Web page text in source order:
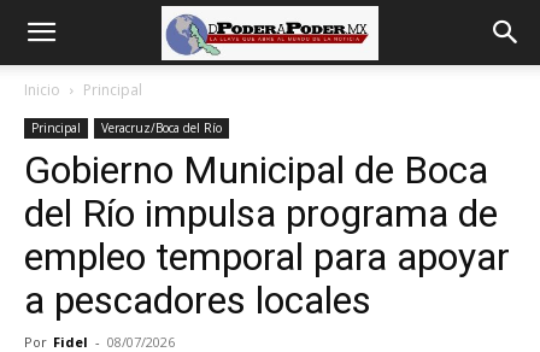
poder
Poder
Inicio Principal
Principal Veracruz/Boca del Río
Gobierno Municipal de Boca
del Río impulsa programa de
empleo temporal para apoyar
a pescadores locales
Por Fidel - 08/07/2026